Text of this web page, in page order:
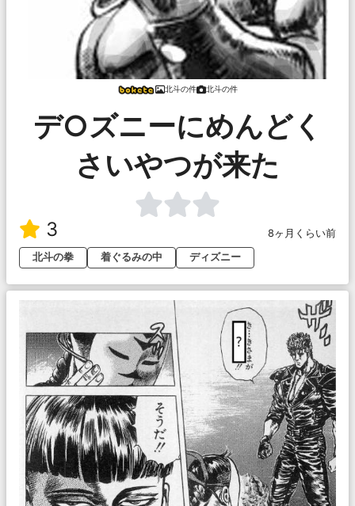
北斗の件 北斗の件
デ○ズニーにめんどく
さいやつが来た
3
8ヶ月くらい前
北斗の拳
着ぐるみの中 ディズニー